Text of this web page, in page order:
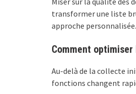
transformer une liste
approche personnalisée.
Comment optimiser
Au-delà de la collecte
fonctions changent